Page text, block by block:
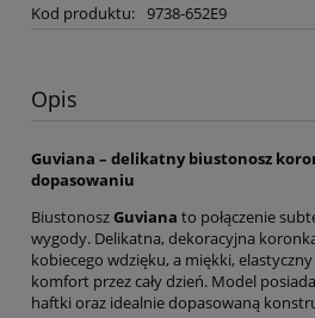
Kod produktu: 9738-652E9
Opis
Guviana – delikatny biustonosz
dopasowaniu
BiustonoszGuviana to połączenie
wygody. Delikatna, dekoracyjna
kobiecego wdzięku, a miękki,
komfort przez cały dzień. Model
haftki oraz idealnie dopasowaną